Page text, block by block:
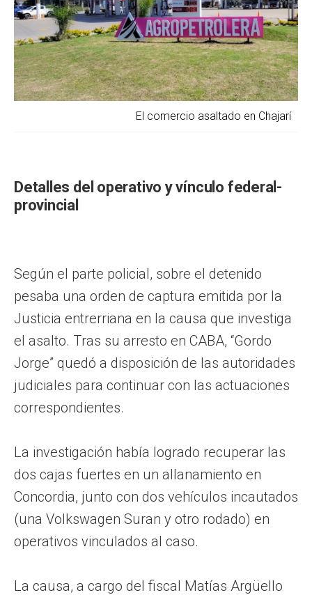
El comercio asaltado en Chajarí
Detalles del operativo y vínculo federal-
provincial
Según el parte policial, sobre el detenido
pesaba una orden de captura emitida por la
Justicia entrerriana en la causa que investiga
el asalto. Tras su arresto en CABA, “Gordo
Jorge” quedó a disposición de las autoridades
judiciales para continuar con las actuaciones
correspondientes.
La investigación había logrado recuperar las
dos cajas fuertes en un allanamiento en
Concordia, junto con dos vehículos incautados
(una Volkswagen Suran y otro rodado) en
operativos vinculados al caso.
La causa, a cargo del fiscal Matías Argüello